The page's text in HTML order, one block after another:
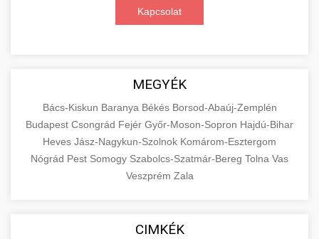
Kapcsolat
MEGYÉK
Bács-Kiskun Baranya Békés Borsod-Abaúj-Zemplén
Budapest Csongrád Fejér Győr-Moson-Sopron Hajdú-Bihar
Heves Jász-Nagykun-Szolnok Komárom-Esztergom
Nógrád Pest Somogy Szabolcs-Szatmár-Bereg Tolna Vas
Veszprém Zala
CIMKÉK